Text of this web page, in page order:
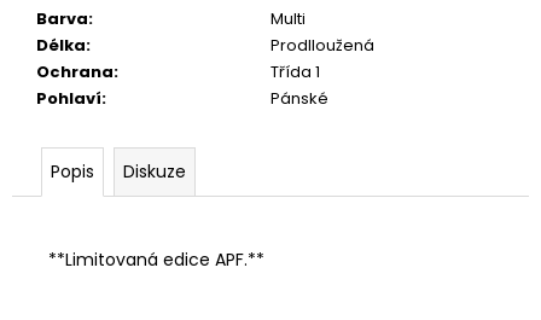
Barva:
Multi
Délka:
Prodlloužená
Ochrana:
Třída 1
Pohlaví: Pánské
Popis Diskuze
**Limitovaná edice APF.**